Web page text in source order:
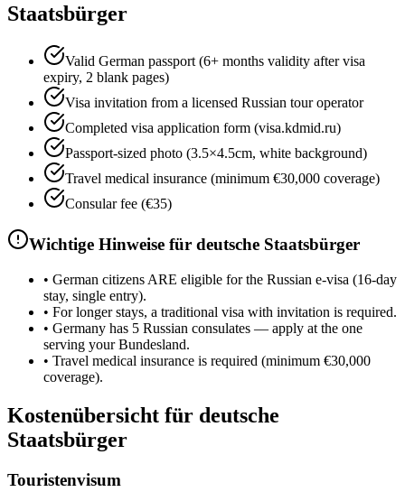
Staatsbürger
Valid German passport (6+ months validity after visa
expiry, 2 blank pages)
Visa invitation from a licensed Russian tour operator
Completed visa application form (visa.kdmid.ru)
Passport-sized photo (3.5×4.5cm, white background)
Travel medical insurance (minimum €30,000 coverage)
Consular fee (€35)
Wichtige Hinweise für deutsche Staatsbürger
• German citizens ARE eligible for the Russian e-visa (16-day
stay, single entry).
• For longer stays, a traditional visa with invitation is required.
• Germany has 5 Russian consulates — apply at the one
serving your Bundesland.
• Travel medical insurance is required (minimum €30,000
coverage).
Kostenübersicht für deutsche
Staatsbürger
Touristenvisum